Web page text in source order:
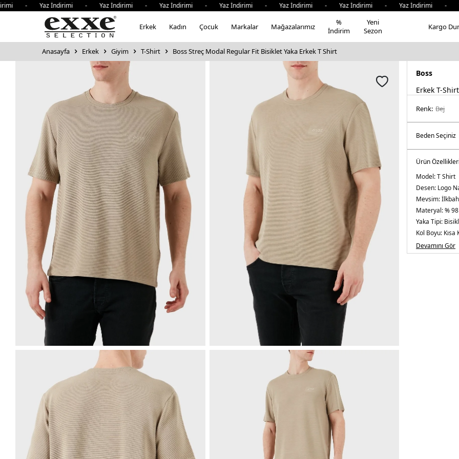
İndirimi - Yaz İndirimi - Yaz İndirimi - Yaz İndirimi - Yaz İndirimi - Yaz İndirimi - Yaz
Erkek Kadın Çocuk Markalar Mağazalarımız
%
İndirim
Yeni
Sezon
Kargo
Anasayfa Erkek Giyim T-Shirt Boss Streç Modal Regular Fit Bisiklet Yaka Erkek T Shirt
Boss
Erkek T-Shirt
Renk: bej
Ürün Özellikleri
Model:T Shirt
Desen: Logo
Mevsim:
Materyal:%
Yaka Tipi:
Kol Boyu: Kısa
Kalıp Bilgisi:
Manken
Devamını Gör